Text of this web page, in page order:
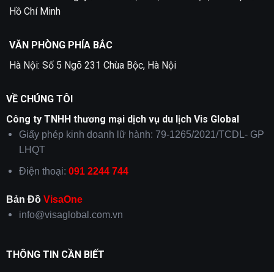
Hồ Chí Minh
VĂN PHÒNG PHÍA BẮC
Hà Nội: Số 5 Ngõ 231 Chùa Bộc, Hà Nội
VỀ CHÚNG TÔI
Công ty TNHH thương mại dịch vụ du lịch Vis Global
Giấy phép kinh doanh lữ hành: 79-1265/2021/TCDL- GP
LHQT
Điện thoại: 091 2244 744
Bản Đồ VisaOne
info@visaglobal.com.vn
THÔNG TIN CẦN BIẾT